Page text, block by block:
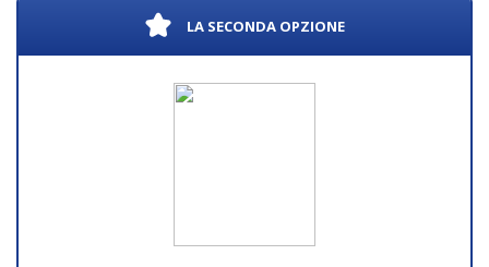
LA SECONDA OPZIONE